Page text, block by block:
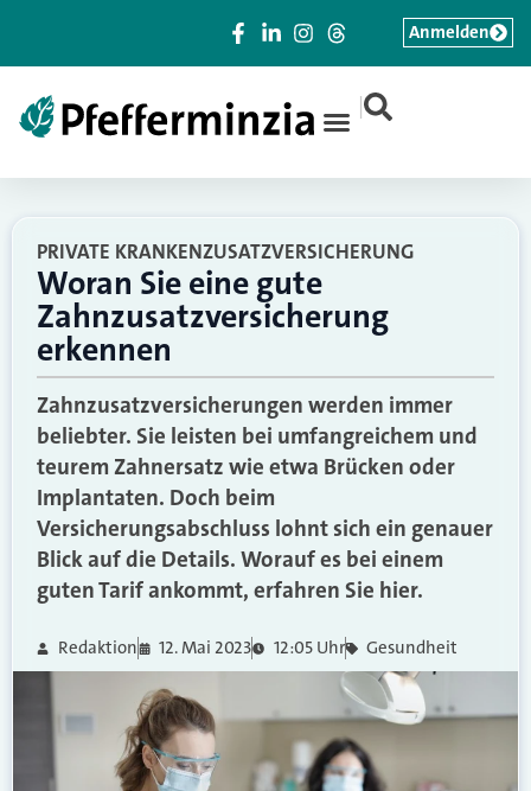
|
Anmelden
PRIVATE KRANKENZUSATZVERSICHERUNG
Woran Sie eine gute
Zahnzusatzversicherung
erkennen
Zahnzusatzversicherungen werden immer
beliebter. Sie leisten bei umfangreichem und
teurem Zahnersatz wie etwa Brücken oder
Implantaten. Doch beim
Versicherungsabschluss lohnt sich ein genauer
Blick auf die Details. Worauf es bei einem
guten Tarif ankommt, erfahren Sie hier.
Redaktion 12. Mai 2023 12:05 Uhr Gesundheit